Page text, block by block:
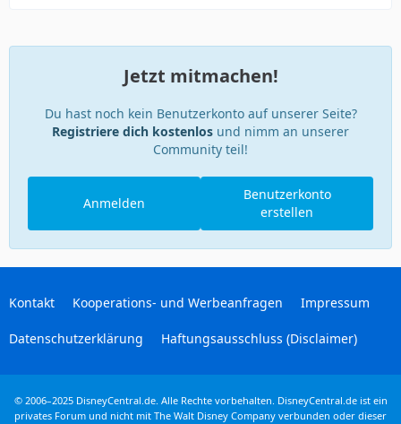
Jetzt mitmachen!
Du hast noch kein Benutzerkonto auf unserer Seite?
Registriere dich kostenlos und nimm an unserer
Community teil!
Benutzerkonto
erstellen
Anmelden
Kontakt Kooperations- und Werbeanfragen Impressum
Datenschutzerklärung Haftungsausschluss (Disclaimer)
© 2006–2025 DisneyCentral.de. Alle Rechte vorbehalten. DisneyCentral.de ist ein
privates Forum und nicht mit The Walt Disney Company verbunden oder dieser